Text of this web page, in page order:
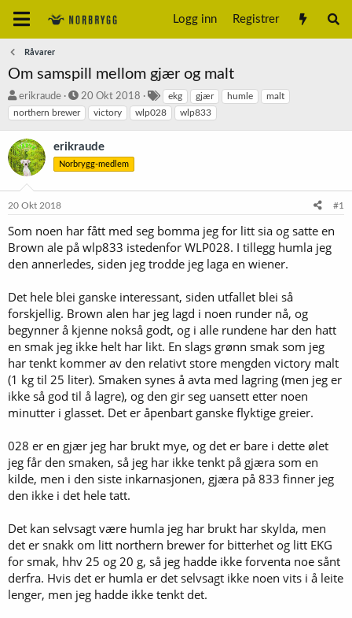
Logg inn Registrer
Råvarer
Om samspill mellom gjær og malt
T
r
å
d
s
t
r
t
r
erikraude
S
t
a
t
d
t
20 Okt 2018
t
i
d
ekg gjær humle
malt
northern brewer
victory wlp028 wlp833
erikraude
Norbrygg-medlem
20 Okt 2018 #1
Som noen har fått med seg bomma jeg for litt sia og satte en
Brown ale på wlp833 istedenfor WLP028. I tillegg humla jeg
den annerledes, siden jeg trodde jeg laga en wiener.
Det hele blei ganske interessant, siden utfallet blei så
forskjellig. Brown alen har jeg lagd i noen runder nå, og
begynner å kjenne nokså godt, og i alle rundene har den hatt
en smak jeg ikke helt har likt. En slags grønn smak som jeg
har tenkt kommer av den relativt store mengden victory malt
(1 kg til 25 liter). Smaken synes å avta med lagring (men jeg er
ikke så god til å lagre), og den gir seg uansett etter noen
minutter i glasset. Det er åpenbart ganske flyktige greier.
028 er en gjær jeg har brukt mye, og det er bare i dette ølet
jeg får den smaken, så jeg har ikke tenkt på gjæra som en
kilde, men i den siste inkarnasjonen, gjæra på 833 finner jeg
den ikke i det hele tatt.
Det kan selvsagt være humla jeg har brukt har skylda, men
det er snakk om litt northern brewer for bitterhet og litt EKG
for smak, hhv 25 og 20 g, så jeg hadde ikke forventa noe sånt
derfra. Hvis det er humla er det selvsagt ikke noen vits i å leite
lenger, men jeg hadde ikke tenkt det.